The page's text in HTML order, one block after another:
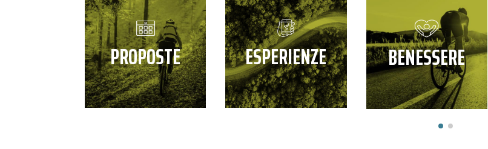
PROPOSTE ESPERIENZE BENESSERE